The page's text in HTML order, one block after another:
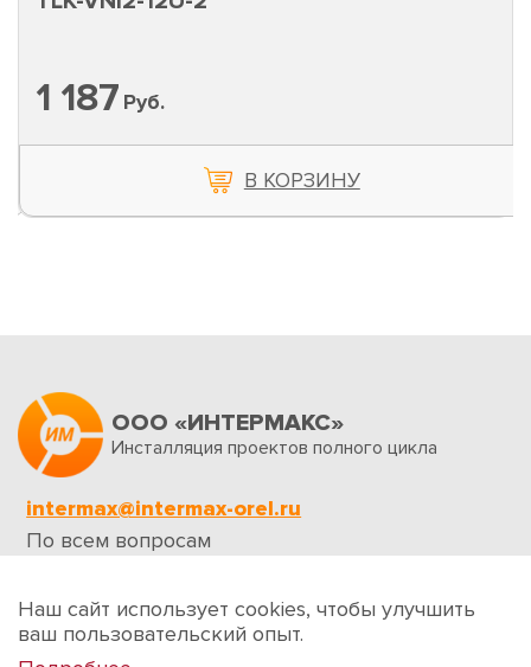
1 187 Руб.
В КОРЗИНУ
ООО «ИНТЕРМАКС»
Инсталляция проектов полного цикла
intermax@intermax-orel.ru
По всем вопросам
Обратная связь
Наш сайт использует cookies, чтобы улучшить
ваш пользовательский опыт.